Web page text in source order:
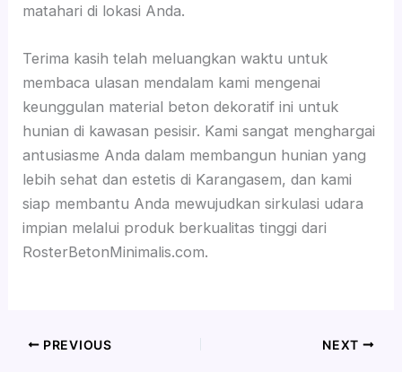
matahari di lokasi Anda.
Terima kasih telah meluangkan waktu untuk
membaca ulasan mendalam kami mengenai
keunggulan material beton dekoratif ini untuk
hunian di kawasan pesisir. Kami sangat menghargai
antusiasme Anda dalam membangun hunian yang
lebih sehat dan estetis di Karangasem, dan kami
siap membantu Anda mewujudkan sirkulasi udara
impian melalui produk berkualitas tinggi dari
RosterBetonMinimalis.com.
PREVIOUS NEXT